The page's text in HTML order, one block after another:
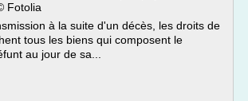
Fotolia
à la suite d'un décès, les droits de
tous les biens qui composent le
au jour de sa...